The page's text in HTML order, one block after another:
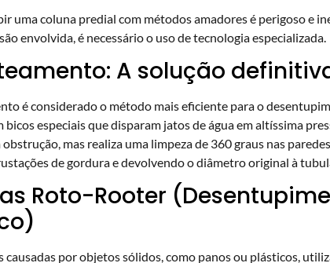
uma coluna predial com métodos amadores é perigoso e
envolvida, é necessário o uso de tecnologia especializada.
A solução
é considerado o método mais eficiente para o
bicos especiais que disparam jatos de água em altíssima
mas realiza uma limpeza de 360 graus nas
de gordura e devolvendo o diâmetro original à
Roto-Rooter
causadas por objetos sólidos, como panos ou plásticos,